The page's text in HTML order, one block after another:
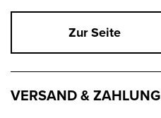
Zur Seite
VERSAND & ZAHLUNG